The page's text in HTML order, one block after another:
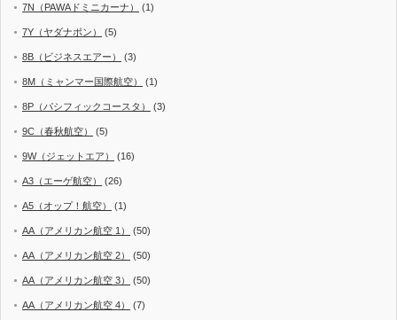
7N（PAWAドミニカーナ） (1)
7Y（ヤダナポン） (5)
8B（ビジネスエアー） (3)
8M（ミャンマー国際航空） (1)
8P（パシフィックコースタ） (3)
9C（春秋航空） (5)
9W（ジェットエア） (16)
A3（エーゲ航空） (26)
A5（オップ！航空） (1)
AA（アメリカン航空 1） (50)
AA（アメリカン航空 2） (50)
AA（アメリカン航空 3） (50)
AA（アメリカン航空 4） (7)